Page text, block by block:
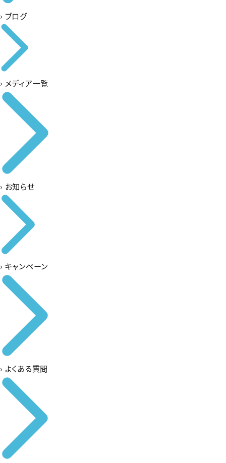
› ブログ
› メディア一覧
› お知らせ
› キャンペーン
› よくある質問